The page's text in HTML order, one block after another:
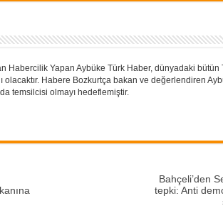
Habercilik Yapan Aybüke Türk Haber, dünyadaki bütün
olacaktır. Habere Bozkurtça bakan ve değerlendiren
temsilcisi olmayı hedeflemiştir.
Bahçeli’den
tepki: Anti